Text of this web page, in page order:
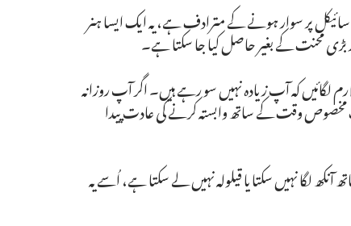
سائیکل پر سوار ہونے کے مترادف ہے، یہ ایک ایسا ہنر
محنت کے بغیر حاصل کیا جا سکتا ہے۔
لگائیں کہ آپ زیادہ نہیں سو رہے ہیں۔ اگر آپ روزانہ
وقت کے ساتھ وابستہ کرنے کی عادت پیدا
لگا نہیں سکتا یا قیلولہ نہیں لے سکتا ہے، اُسے یہ